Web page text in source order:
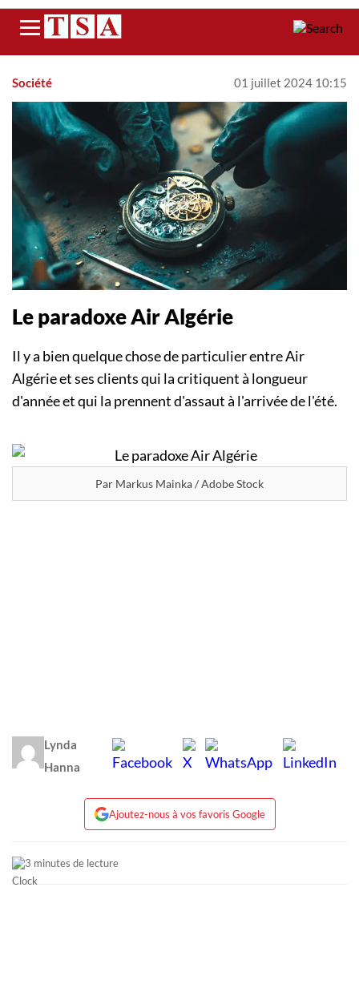
Menu
Société 01 juillet 2024 10:15
Le paradoxe Air Algérie
Il y a bien quelque chose de particulier entre Air
Algérie et ses clients qui la critiquent à longueur
d'année et qui la prennent d'assaut à l'arrivée de l'été.
Par Markus Mainka / Adobe Stock
Lynda
Hanna
Ajoutez-nous à vos favoris Google
3 minutes de lecture